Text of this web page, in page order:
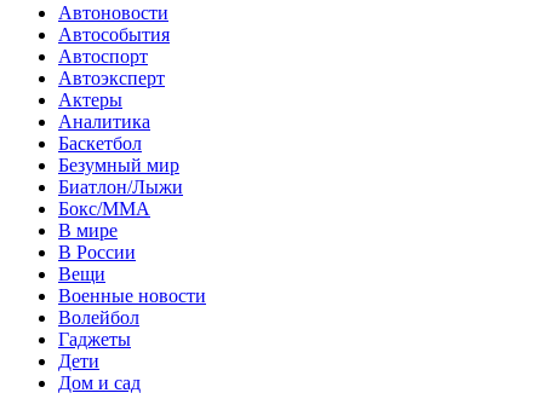
Автоновости
Автособытия
Автоспорт
Автоэксперт
Актеры
Аналитика
Баскетбол
Безумный мир
Биатлон/Лыжи
Бокс/MMA
В мире
В России
Вещи
Военные новости
Волейбол
Гаджеты
Дети
Дом и сад